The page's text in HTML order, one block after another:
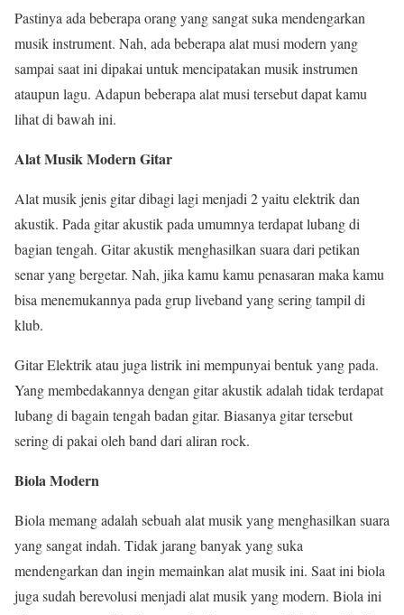
Pastinya ada beberapa orang yang sangat suka mendengarkan
musik instrument. Nah, ada beberapa alat musi modern yang
sampai saat ini dipakai untuk mencipatakan musik instrumen
ataupun lagu. Adapun beberapa alat musi tersebut dapat kamu
lihat di bawah ini.
Alat Musik Modern Gitar
Alat musik jenis gitar dibagi lagi menjadi 2 yaitu elektrik dan
akustik. Pada gitar akustik pada umumnya terdapat lubang di
bagian tengah. Gitar akustik menghasilkan suara dari petikan
senar yang bergetar. Nah, jika kamu kamu penasaran maka kamu
bisa menemukannya pada grup liveband yang sering tampil di
klub.
Gitar Elektrik atau juga listrik ini mempunyai bentuk yang pada.
Yang membedakannya dengan gitar akustik adalah tidak terdapat
lubang di bagain tengah badan gitar. Biasanya gitar tersebut
sering di pakai oleh band dari aliran rock.
Biola Modern
Biola memang adalah sebuah alat musik yang menghasilkan suara
yang sangat indah. Tidak jarang banyak yang suka
mendengarkan dan ingin memainkan alat musik ini. Saat ini biola
juga sudah berevolusi menjadi alat musik yang modern. Biola ini